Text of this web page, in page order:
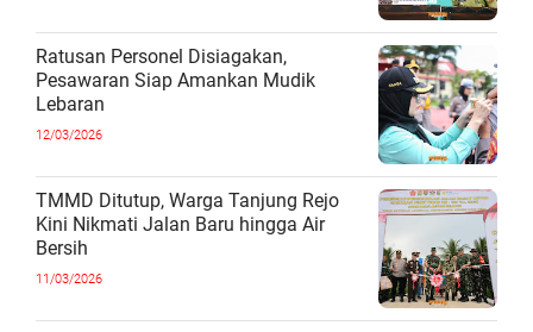
Ratusan Personel Disiagakan,
Pesawaran Siap Amankan Mudik
Lebaran
12/03/2026
TMMD Ditutup, Warga Tanjung Rejo
Kini Nikmati Jalan Baru hingga Air
Bersih
11/03/2026